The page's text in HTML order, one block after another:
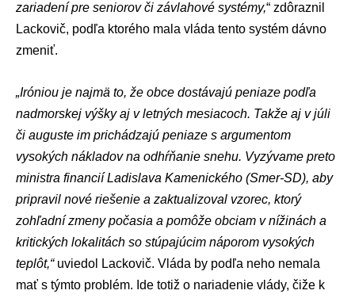
zariadení pre seniorov či závlahové systémy,“ zdôraznil
Lackovič, podľa ktorého mala vláda tento systém dávno
zmeniť.
„Iróniou je najmä to, že obce dostávajú peniaze podľa
nadmorskej výšky aj v letných mesiacoch. Takže aj v júli
či auguste im prichádzajú peniaze s argumentom
vysokých nákladov na odhŕňanie snehu. Vyzývame preto
ministra financiíLadislava Kamenického (Smer-SD), aby
pripravil nové riešenie a zaktualizoval vzorec, ktorý
zohľadní zmeny počasia a pomôže obciam v nížinách a
kritických lokalitách so stúpajúcim náporom vysokých
teplôt,“uviedol Lackovič. Vláda by podľa neho nemala
mať s týmto problém. Ide totiž o nariadenie vlády, čiže k